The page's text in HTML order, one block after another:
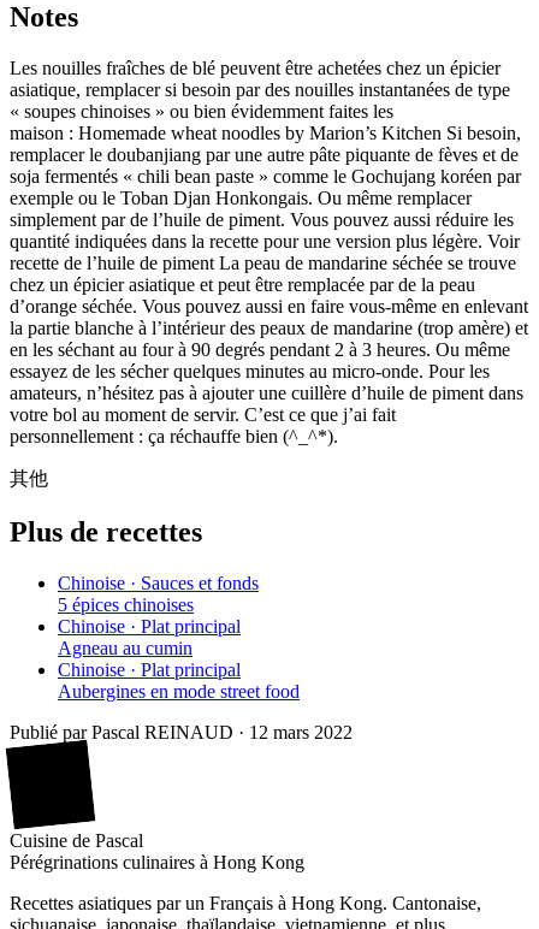
Notes
Les nouilles fraîches de blé peuvent être achetées chez un épicier
asiatique, remplacer si besoin par des nouilles instantanées de type
« soupes chinoises » ou bien évidemment faites les
maison : Homemade wheat noodles by Marion’s Kitchen Si besoin,
remplacer le doubanjiang par une autre pâte piquante de fèves et de
soja fermentés « chili bean paste » comme le Gochujang koréen par
exemple ou le Toban Djan Honkongais. Ou même remplacer
simplement par de l’huile de piment. Vous pouvez aussi réduire les
quantité indiquées dans la recette pour une version plus légère. Voir
recette de l’huile de piment La peau de mandarine séchée se trouve
chez un épicier asiatique et peut être remplacée par de la peau
d’orange séchée. Vous pouvez aussi en faire vous-même en enlevant
la partie blanche à l’intérieur des peaux de mandarine (trop amère) et
en les séchant au four à 90 degrés pendant 2 à 3 heures. Ou même
essayez de les sécher quelques minutes au micro-onde. Pour les
amateurs, n’hésitez pas à ajouter une cuillère d’huile de piment dans
votre bol au moment de servir. C’est ce que j’ai fait
personnellement : ça réchauffe bien (^_^*).
其他
Plus de recettes
Chinoise · Sauces et fonds
5 épices chinoises
Chinoise · Plat principal
Agneau au cumin
Chinoise · Plat principal
Aubergines en mode street food
Publié par Pascal REINAUD · 12 mars 2022
Cuisine de Pascal
Pérégrinations culinaires à Hong Kong
Recettes asiatiques par un Français à Hong Kong. Cantonaise,
sichuanaise, japonaise, thaïlandaise, vietnamienne, et plus.